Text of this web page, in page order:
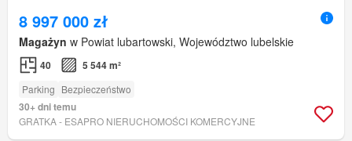
8 997 000 zł
Magażyn w Powiat lubartowski, Województwo lubelskie
40 5 544 m²
Parking Bezpieczeństwo
30+ dni temu
GRATKA - ESAPRO NIERUCHOMOŚCI KOMERCYJNE